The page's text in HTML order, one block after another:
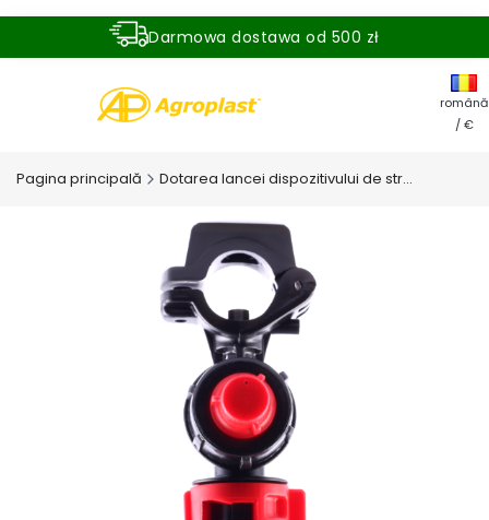
Darmowa dostawa od 500 zł
română
/ €
Pagina principală Dotarea lancei dispozitivului de stropire